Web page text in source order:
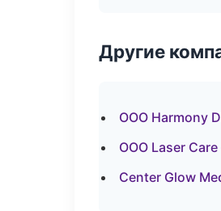
Другие
ООО Harmony
ООО Laser Care
Center Glow